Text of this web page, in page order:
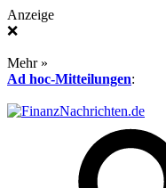
Anzeige
❌
Mehr »
Ad hoc-Mitteilungen: